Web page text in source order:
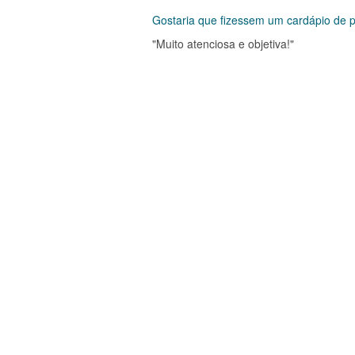
Gostaria que fizessem um cardápio de
"Muito atenciosa e objetiva!"